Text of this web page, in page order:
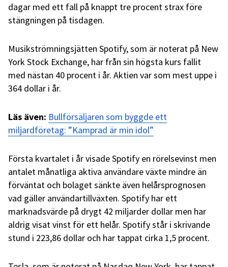
dagar med ett fall på knappt tre procent strax före
stängningen på tisdagen.
Musikströmningsjätten Spotify, som är noterat på New
York Stock Exchange, har från sin högsta kurs fallit
med nästan 40 procent i år. Aktien var som mest uppe i
364 dollar i år.
Läs även: Bullförsäljaren som byggde ett
miljardföretag: ”Kamprad är min idol”
Första kvartalet i år visade Spotify en rörelsevinst men
antalet månatliga aktiva användare växte mindre än
förväntat och bolaget sänkte även helårsprognosen
vad gäller användartillväxten. Spotify har ett
marknadsvärde på drygt 42 miljarder dollar men har
aldrig visat vinst för ett helår. Spotify står i skrivande
stund i 223,86 dollar och har tappat cirka 1,5 procent.